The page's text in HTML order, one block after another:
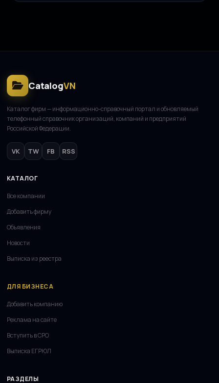
CatalogVN
Каталог фирм — информационно-справочный портал и обновляемый
телефонный справочник организаций, компаний и предприятий
Российской Федерации.
VK TW FB RSS
КАТАЛОГ
Все компании
Добавить фирму
Объявления
Новости
Выписка из реестра
ДЛЯ БИЗНЕСА
Добавить компанию
Реклама на сайте
Вступить в СРО
Выписка ЕГРЮЛ
РАЗДЕЛЫ